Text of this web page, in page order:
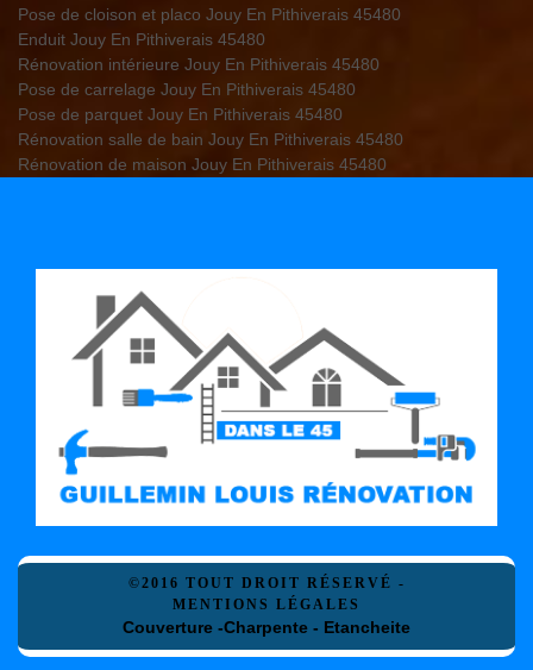
Pose de cloison et placo Jouy En Pithiverais 45480
Enduit Jouy En Pithiverais 45480
Rénovation intérieure Jouy En Pithiverais 45480
Pose de carrelage Jouy En Pithiverais 45480
Pose de parquet Jouy En Pithiverais 45480
Rénovation salle de bain Jouy En Pithiverais 45480
Rénovation de maison Jouy En Pithiverais 45480
©2016 TOUT DROIT RÉSERVÉ -
MENTIONS LÉGALES
Couverture -Charpente - Etancheite